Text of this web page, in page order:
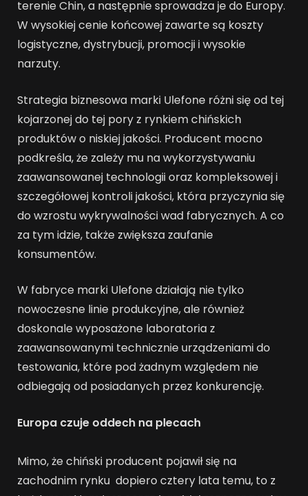
terenie Chin, a następnie sprowadza je do Europy.
W wysokiej cenie końcowej zawarte są koszty
logistyczne, dystrybucji, promocji i wysokie
narzuty.
Strategia biznesowa marki Ulefone różni się od tej
kojarzonej do tej pory z rynkiem chińskich
produktów o niskiej jakości. Producent mocno
podkreśla, że zależy mu na wykorzystywaniu
zaawansowanej technologii oraz kompleksowej i
szczegółowej kontroli jakości, która przyczynia się
do wzrostu wykrywalności wad fabrycznych. A co
za tym idzie, także zwiększa zaufanie
konsumentów.
W fabryce marki Ulefone działają nie tylko
nowoczesne linie produkcyjne, ale również
doskonale wyposażone laboratoria z
zaawansowanymi technicznie urządzeniami do
testowania, które pod żadnym względem nie
odbiegają od posiadanych przez konkurencję.
Europa czuje oddech na plecach
Mimo, że chiński producent pojawił się na
zachodnim rynku dopiero cztery lata temu, to z